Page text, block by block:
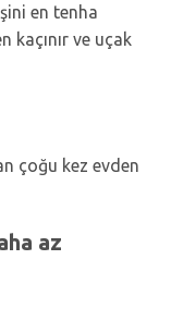
en tenha
kaçınır ve uçak
çoğu kez evden
az